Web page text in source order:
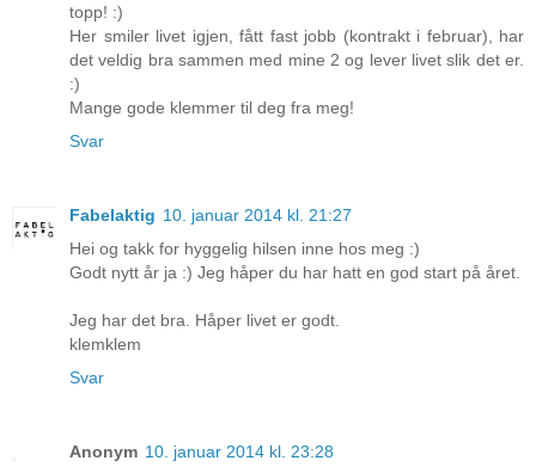
topp! :)
Her smiler livet igjen, fått fast jobb (kontrakt i februar), har
det veldig bra sammen med mine 2 og lever livet slik det er.
:)
Mange gode klemmer til deg fra meg!
Svar
Fabelaktig 10. januar 2014 kl. 21:27
Hei og takk for hyggelig hilsen inne hos meg :)
Godt nytt år ja :) Jeg håper du har hatt en god start på året.
Jeg har det bra. Håper livet er godt.
klemklem
Svar
Anonym 10. januar 2014 kl. 23:28